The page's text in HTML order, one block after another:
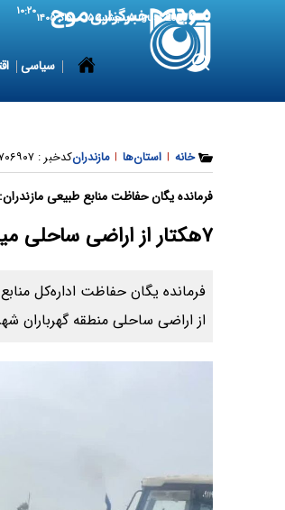
6 August 2026 پنجشنبه ۱۵ مرداد ۱۴۰۵ ۱۰:۲۰
سیاسی
خانه | استان‌ها | مازندرانکدخبر :
فرمانده یگان حفاظت منابع طبیعی مازندران:
۷هکتار از اراضی ساحلی میاندورود رفع تصرف شد
از اراضی ساحلی منطقه گهرباران